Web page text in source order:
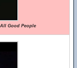
Good People